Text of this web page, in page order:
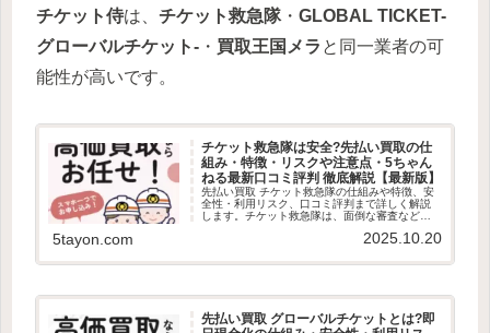
チケット侍は、 チケット救急隊・ GLOBAL TICKET-
グローバルチケット- ・ 買取王国メラ と同一業者の可
能性が高いです。
チケット救急隊は安全?先払い買取の仕
組み・特徴・リスクや注意点・5ちゃん
ねる最新口コミ評判 徹底解説【最新版】
先払い買取 チケット救急隊の仕組みや特徴、安
全性・利用リスク、口コミ評判まで詳しく解説
します。チケット救急隊は、面倒な審査などが
結の先払い買取業者です。24時間365日LINE受
5tayon.com 2025.10.20
先払い買取 グローバルチケットとは?即